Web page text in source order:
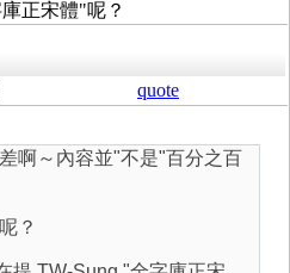
正宋體"呢？
quote
啊～內容並"不是"百分之百
？